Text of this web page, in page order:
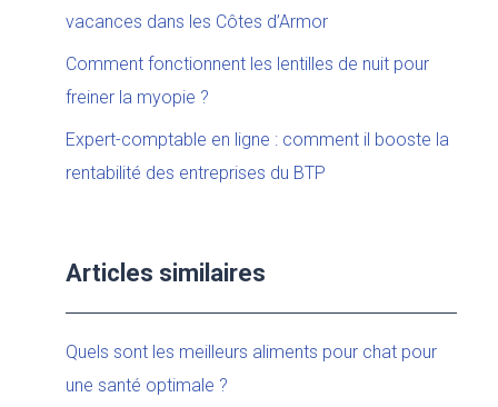
vacances dans les Côtes d’Armor
Comment fonctionnent les lentilles de nuit pour
freiner la myopie ?
Expert-comptable en ligne : comment il booste la
rentabilité des entreprises du BTP
Articles similaires
Quels sont les meilleurs aliments pour chat pour
une santé optimale ?